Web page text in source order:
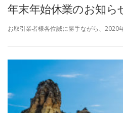
年末年始休業のお知ら
お取引業者様各位誠に勝手ながら、2020